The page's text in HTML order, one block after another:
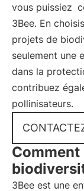
vous puissiez
3Bee. En
projets de
seulement une
dans la
contribuez
pollinisateurs.
3Bee est une